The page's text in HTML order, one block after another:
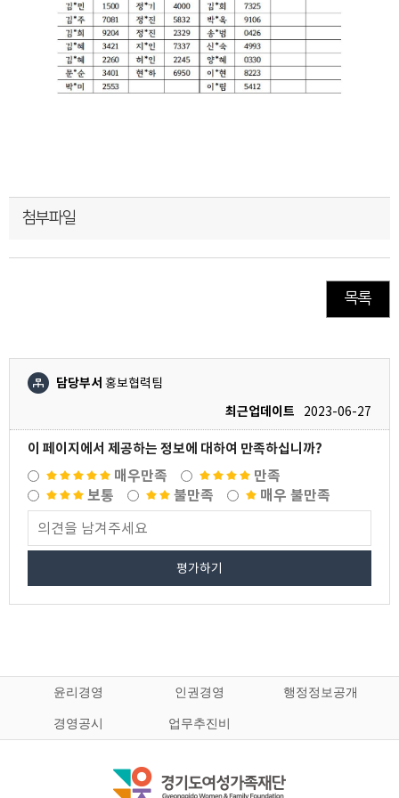
첨부파일
목록
담당부서 홍보협력팀
최근업데이트
2023-06-27
이 페이지에서 제공하는 정보에 대하여 만족하십니까?
매우만족
만족
보통
불만족 매우 불만족
평가하기
윤리경영 인권경영 행정정보공개
경영공시 업무추진비